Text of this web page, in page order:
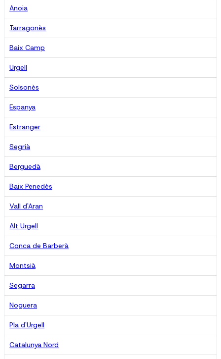
Anoia
Tarragonès
Baix Camp
Urgell
Solsonès
Espanya
Estranger
Segrià
Berguedà
Baix Penedès
Vall d'Aran
Alt Urgell
Conca de Barberà
Montsià
Segarra
Noguera
Pla d'Urgell
Catalunya Nord